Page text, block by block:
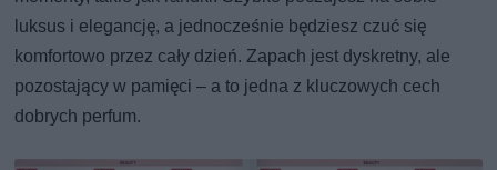
luksus i elegancję, a jednocześnie będziesz czuć się
komfortowo przez cały dzień. Zapach jest dyskretny, ale
pozostający w pamięci – a to jedna z kluczowych cech
dobrych perfum.